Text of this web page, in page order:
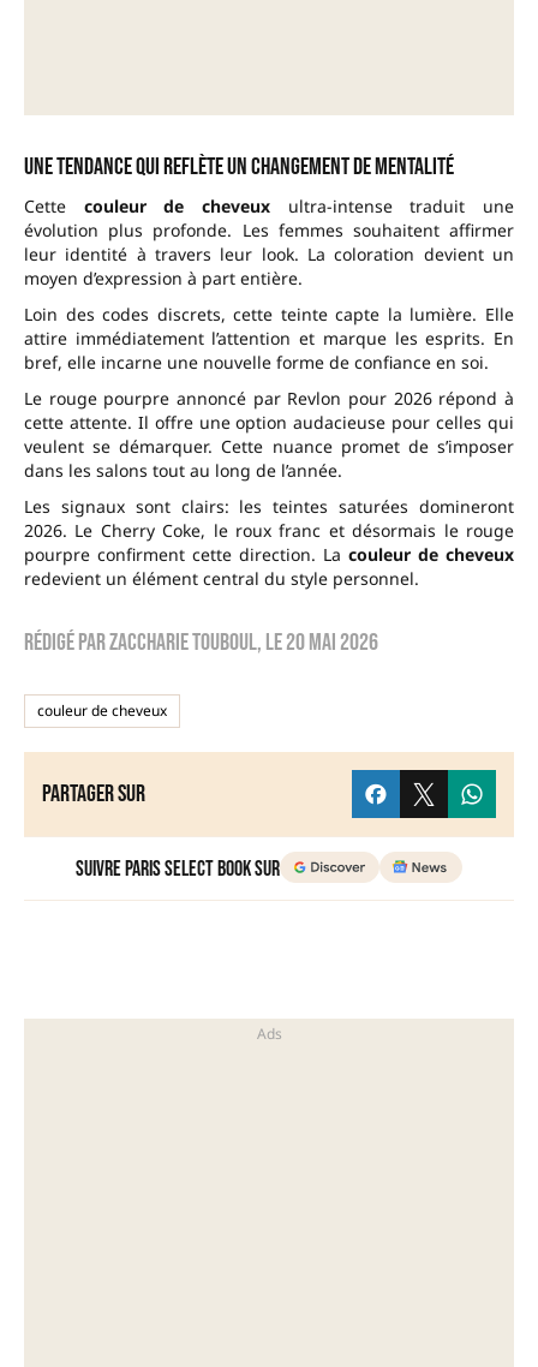
Une tendance qui reflète un changement de mentalité
Cette couleur de cheveux ultra-intense traduit une
évolution plus profonde. Les femmes souhaitent affirmer
leur identité à travers leur look. La coloration devient un
moyen d’expression à part entière.
Loin des codes discrets, cette teinte capte la lumière. Elle
attire immédiatement l’attention et marque les esprits. En
bref, elle incarne une nouvelle forme de confiance en soi.
Le rouge pourpre annoncé par Revlon pour 2026 répond à
cette attente. Il offre une option audacieuse pour celles qui
veulent se démarquer. Cette nuance promet de s’imposer
dans les salons tout au long de l’année.
Les signaux sont clairs: les teintes saturées domineront
2026. Le Cherry Coke, le roux franc et désormais le rouge
pourpre confirment cette direction. La couleur de cheveux
redevient un élément central du style personnel.
Rédigé parzaccharie touboul, le20 mai 2026
couleur de cheveux
Partager sur
Suivre Paris Select Book sur